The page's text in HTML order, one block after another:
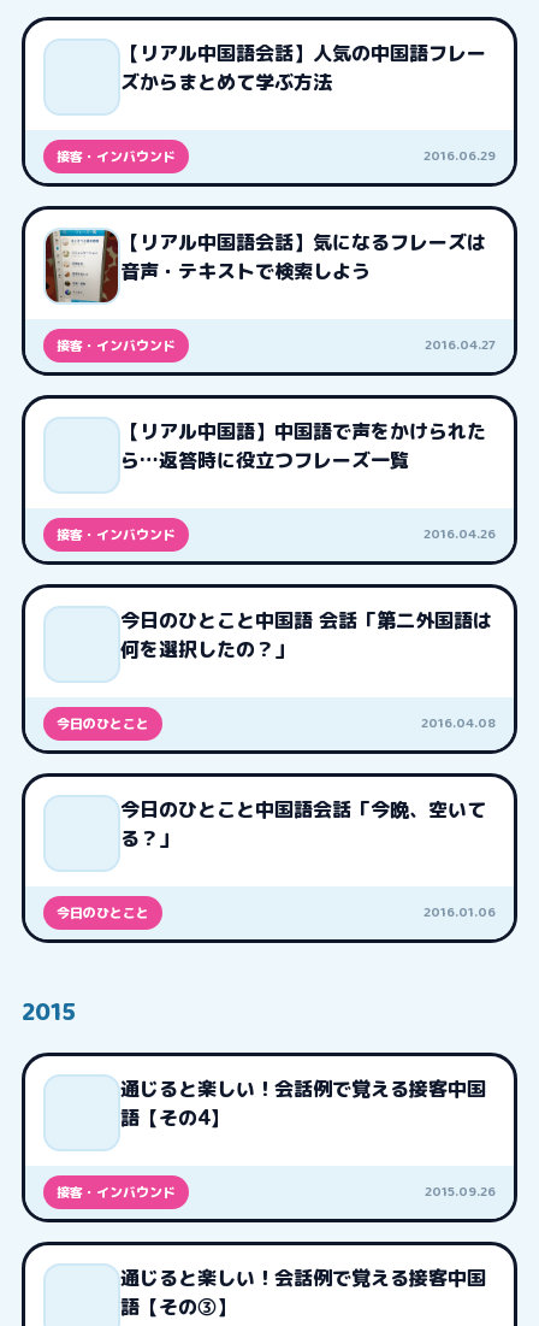
【リアル中国語会話】人気の中国語フレー
ズからまとめて学ぶ方法
接客・インバウンド 2016.06.29
【リアル中国語会話】気になるフレーズは
音声・テキストで検索しよう
接客・インバウンド 2016.04.27
【リアル中国語】中国語で声をかけられた
ら…返答時に役立つフレーズ一覧
接客・インバウンド 2016.04.26
今日のひとこと中国語 会話「第二外国語は
何を選択したの？」
今日のひとこと 2016.04.08
今日のひとこと中国語会話「今晩、空いて
る？」
今日のひとこと 2016.01.06
2015
通じると楽しい！会話例で覚える接客中国
語【その4】
接客・インバウンド 2015.09.26
通じると楽しい！会話例で覚える接客中国
語【その③】